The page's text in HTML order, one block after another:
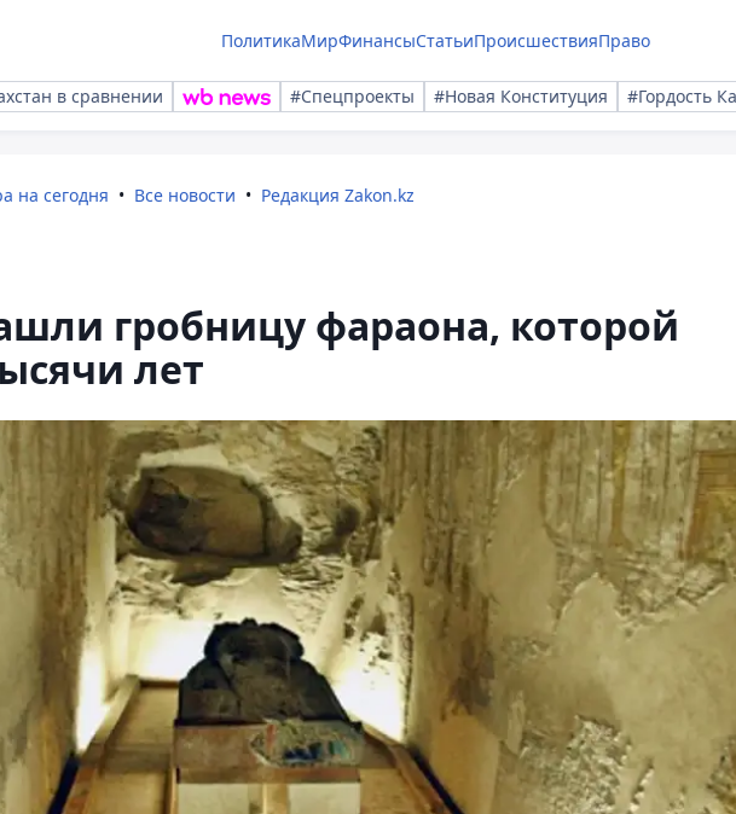
ПолитикаМирФинансыСтатьиПроисшествияПраво
в сравнении #Спецпроекты #Новая Конституция #Гордость
на сегодня Все новости Редакция Zakon.kz
гробницу фараона, которой
лет